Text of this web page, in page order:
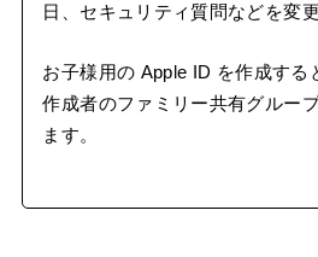
日、セキュリティ質問などを変
お子様用の Apple ID を作成する
作成者のファミリー共有グルー
ます。